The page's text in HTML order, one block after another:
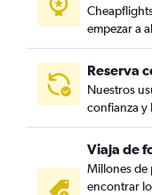
empezar a
Reserva
Nuestros
confianza y
Viaja de
Millones de
encontrar